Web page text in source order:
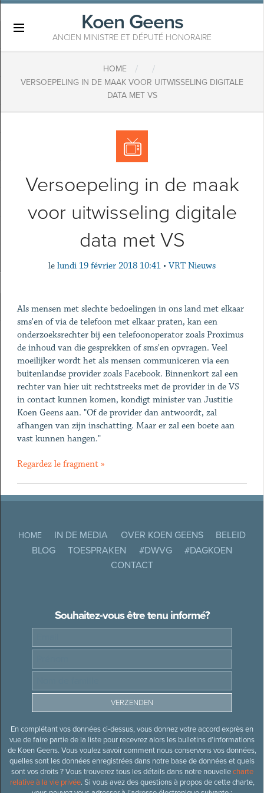
Koen Geens
ANCIEN MINISTRE ET DÉPUTÉ HONORAIRE
HOME / /
VERSOEPELING IN DE MAAK VOOR UITWISSELING DIGITALE
DATA MET VS
Versoepeling in de maak
voor uitwisseling digitale
data met VS
le lundi 19 février 2018 10:41 • VRT Nieuws
Als mensen met slechte bedoelingen in ons land met elkaar
sms'en of via de telefoon met elkaar praten, kan een
onderzoeksrechter bij een telefoonoperator zoals Proximus
de inhoud van die gesprekken of sms'en opvragen. Veel
moeilijker wordt het als mensen communiceren via een
buitenlandse provider zoals Facebook. Binnenkort zal een
rechter van hier uit rechtstreeks met de provider in de VS
in contact kunnen komen, kondigt minister van Justitie
Koen Geens aan. "Of de provider dan antwoordt, zal
afhangen van zijn inschatting. Maar er zal een boete aan
vast kunnen hangen."
Regardez le fragment »
HOME IN DE MEDIA OVER KOEN GEENS
BELEID
BLOG
TOESPRAKEN #DWVG
#DAGKOEN
CONTACT
Souhaitez-vous être tenu informé?
En complétant vos données ci-dessus, vous donnez votre accord exprès en
vue de faire partie de la liste pour recevrez alors les bulletins d’informations
de Koen Geens. Vous voulez savoir comment nous conservons vos données,
quelles sont les données enregistrées dans notre base de données et quels
sont vos droits ? Vous trouverez tous les détails dans notre nouvellecharte
relative à la vie privée. Si vous avez des questions à propos de cette charte,